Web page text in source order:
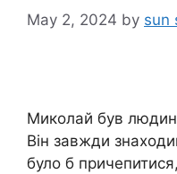
May 2, 2024 by sun
Миколай був
Він завжди
було б